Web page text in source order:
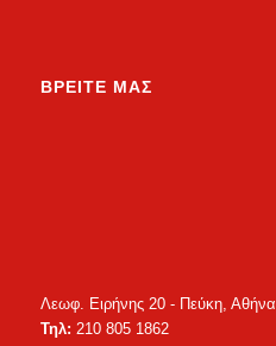
ΒΡΕΙΤΕ ΜΑΣ
Λεωφ. Ειρήνης 20 - Πεύκη, Αθήνα
Τηλ: 210 805 1862